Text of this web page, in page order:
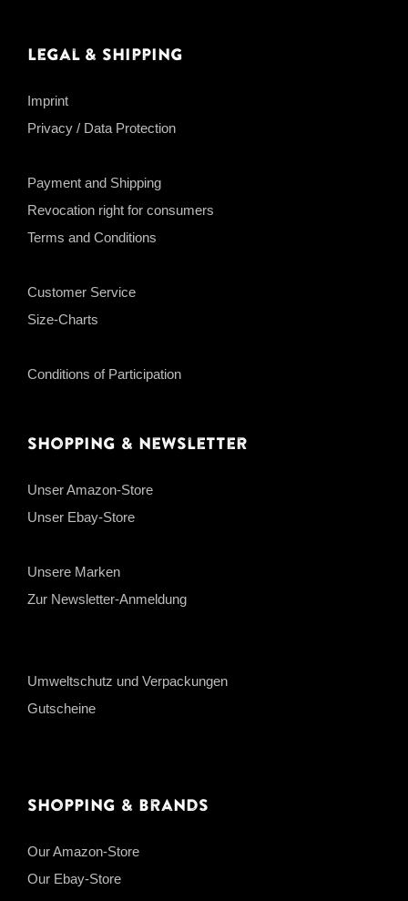
Legal & Shipping
Imprint
Privacy / Data Protection
Payment and Shipping
Revocation right for consumers
Terms and Conditions
Customer Service
Size-Charts
Conditions of Participation
Shopping & Newsletter
Unser Amazon-Store
Unser Ebay-Store
Unsere Marken
Zur Newsletter-Anmeldung
Umweltschutz und Verpackungen
Gutscheine
Shopping & Brands
Our Amazon-Store
Our Ebay-Store